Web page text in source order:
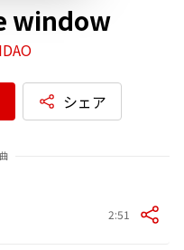
window
シェア
2:51